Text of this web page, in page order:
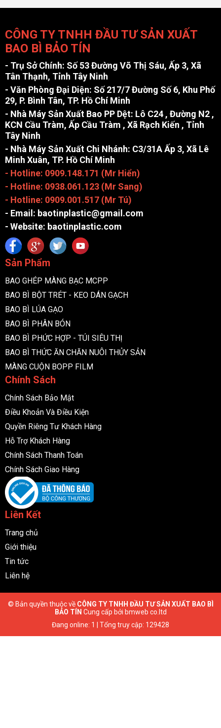
CÔNG TY TNHH ĐẦU TƯ SẢN XUẤT
BAO BÌ BẢO TÍN
- Trụ Sở Chính: Số 53 Đường Võ Thị Sáu, Ấp 3, Xã
Tân Thạnh, Tỉnh Tây Ninh
- Văn Phòng Đại Diện: Số 217/7 Đường Số 6, Khu Phố
29, P. Bình Tân, TP. Hồ Chí Minh
- Nhà Máy Sản Xuất Bao PP Dệt: Lô C24 , Đường N2 ,
KCN Cầu Tràm, Ấp Cầu Tràm , Xã Rạch Kiến , Tỉnh
Tây Ninh
- Nhà Máy Sản Xuất Chi Nhánh: C3/31A Ấp 3, Xã Lê
Minh Xuân, TP. Hồ Chí Minh
- Hotline: 0909.148.171 (Mr Hiển)
- Hotline: 0938.061.123 (Mr Sang)
- Hotline: 0909.001.517 (Mr Tú)
- Email: baotinplastic@gmail.com
- Website: baotinplastic.com
Sản Phẩm
BAO GHÉP MÀNG BẠC MCPP
BAO BÌ BỘT TRÉT - KEO DÁN GẠCH
BAO BÌ LÚA GẠO
BAO BÌ PHÂN BÓN
BAO BÌ PHỨC HỢP - TÚI SIÊU THỊ
BAO BÌ THỨC ĂN CHĂN NUÔI THỦY SẢN
MÀNG CUỘN BOPP FILM
Chính Sách
Chính Sách Bảo Mật
Điều Khoản Và Điều Kiện
Quyền Riêng Tư Khách Hàng
Hỗ Trợ Khách Hàng
Chính Sách Thanh Toán
Chính Sách Giao Hàng
Liên Kết
Trang chủ
Giới thiệu
Tin tức
Liên hệ
© Bản quyền thuộc về CÔNG TY TNHH ĐẦU TƯ SẢN XUẤT BAO BÌ
BẢO TÍN Cung cấp bởi bmweb co.ltd
Đang online: 1 | Tổng truy cập: 129428